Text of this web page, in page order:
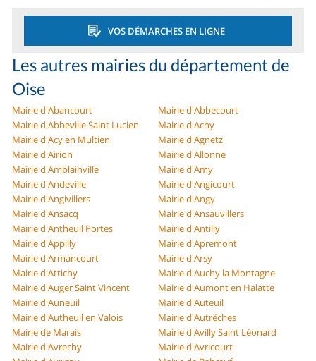
VOS DÉMARCHES EN LIGNE
Les autres mairies du département de
Oise
Mairie d'Abancourt
Mairie d'Abbecourt
Mairie d'Abbeville Saint Lucien
Mairie d'Achy
Mairie d'Acy en Multien
Mairie d'Agnetz
Mairie d'Airion
Mairie d'Allonne
Mairie d'Amblainville
Mairie d'Amy
Mairie d'Andeville
Mairie d'Angicourt
Mairie d'Angivillers
Mairie d'Angy
Mairie d'Ansacq
Mairie d'Ansauvillers
Mairie d'Antheuil Portes
Mairie d'Antilly
Mairie d'Appilly
Mairie d'Apremont
Mairie d'Armancourt
Mairie d'Arsy
Mairie d'Attichy
Mairie d'Auchy la Montagne
Mairie d'Auger Saint Vincent
Mairie d'Aumont en Halatte
Mairie d'Auneuil
Mairie d'Auteuil
Mairie d'Autheuil en Valois
Mairie d'Autrêches
Mairie de Marais
Mairie d'Avilly Saint Léonard
Mairie d'Avrechy
Mairie d'Avricourt